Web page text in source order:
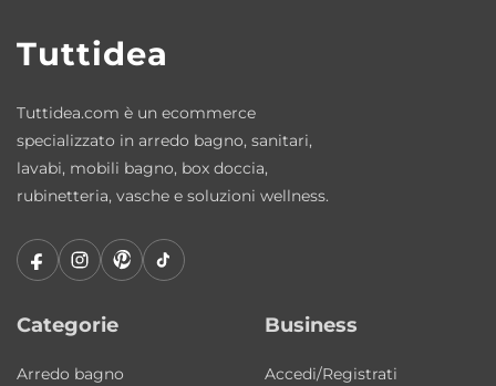
• Bianco Matt
Disponibile in diverse misure
La collezione Dual Mount Farmer Sinks è
disponibile in differenti dimensioni per
dimensioni e configurazioni.
• 61x46xH25,5 cm
• 76x46xH25,5 cm
Tuttidea
Tuttidea.com è un ecommerce
specializzato in arredo bagno, sanitari,
lavabi, mobili bagno, box doccia,
rubinetteria, vasche e soluzioni wellness.
Categorie
Arredo bagno
Business
Accedi/Registrati